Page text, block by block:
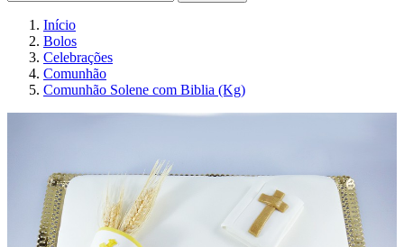
Início
Bolos
Celebrações
Comunhão
Comunhão Solene com Biblia (Kg)